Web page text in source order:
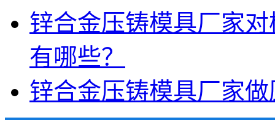
锌合金压铸模具厂家
有哪些？
锌合金压铸模具厂家